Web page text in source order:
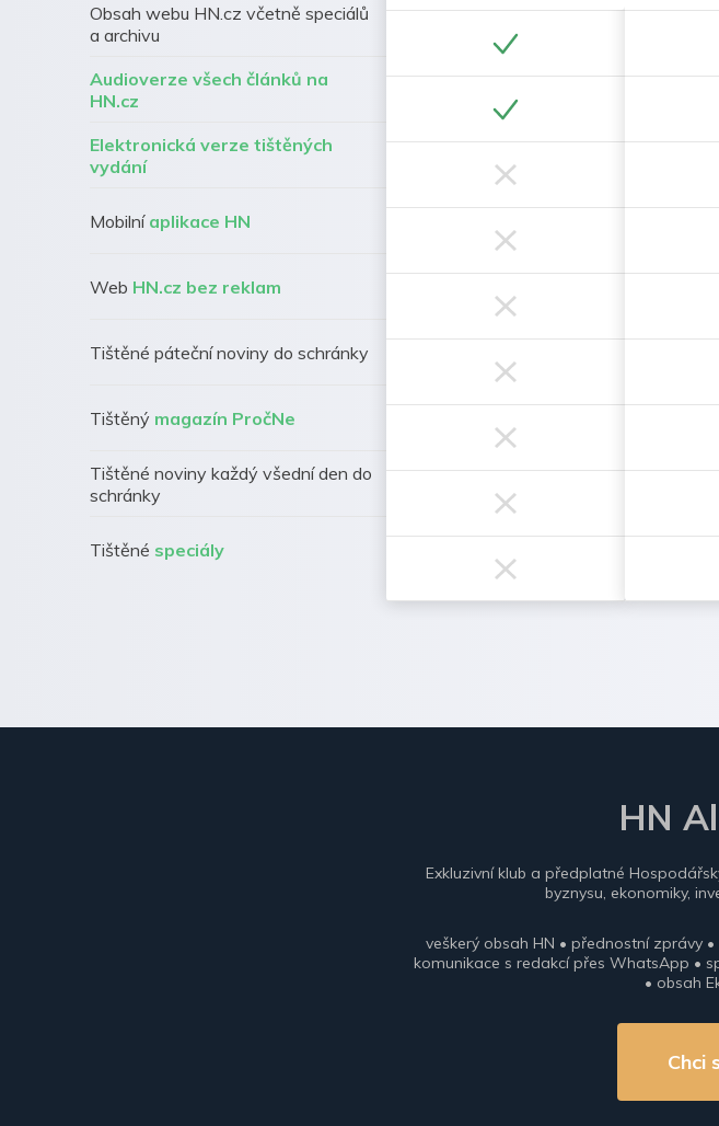
Obsah webu HN.cz včetně speciálů
a archivu
Audioverze všech článků na
HN.cz
Elektronická verze tištěných
vydání
Mobilní aplikace HN
Web HN.cz bez reklam
Tištěné páteční noviny do schránky
Tištěný magazín PročNe
Tištěné noviny každý všední den do
schránky
Tištěné speciály
HN
Exkluzivní klub a předplatné
byznysu, ekonomiky,
veškerý obsah HN • přednostní zprávy
komunikace s redakcí přes WhatsApp •
• obsah
Chci